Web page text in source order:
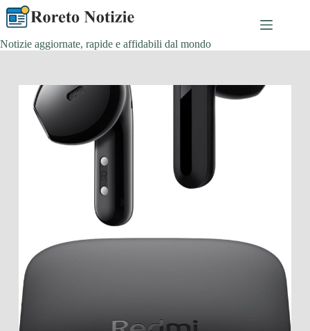
Salta
contenuto
Notizie aggiornate, rapide e affidabili dal mondo